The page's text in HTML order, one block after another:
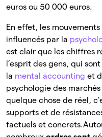
euros ou 50 000 euros.
En effet, les
influencés par la
est clair que les chiffres
l’esprit des gens, qui
la mental accounting et
psychologie des
quelque chose de réel,
supports et de
factuels et concrets.